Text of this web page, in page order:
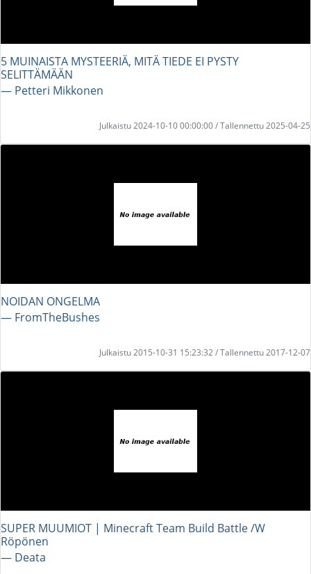
5 MUINAISTA MYSTEERIÄ, MITÄ TIEDE EI PYSTY
SELITTÄMÄÄN
― Petteri Mikkonen
Julkaistu 2024-10-10 00:00:00 / Tallennettu 2025-04-25
NOIDAN ONGELMA
― FromTheBushes
Julkaistu 2015-10-31 15:23:32 / Tallennettu 2017-12-07
SUPER MUUMIOT | Minecraft Team Build Battle /W
Röpönen
― Deata